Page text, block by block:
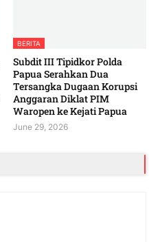
BERITA
Subdit III Tipidkor Polda
Papua Serahkan Dua
Tersangka Dugaan Korupsi
Anggaran Diklat PIM
Waropen ke Kejati Papua
June 29, 2026